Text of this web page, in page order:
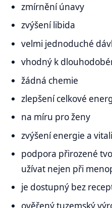
zmírnění únavy
zvýšení libida
velmi jednoduché
vhodný k
žádná chemie
zlepšení celkové
na míru pro ženy
zvýšení energie a
podpora přirozené
užívat nejen při
je dostupný bez
ověřený tuzemský